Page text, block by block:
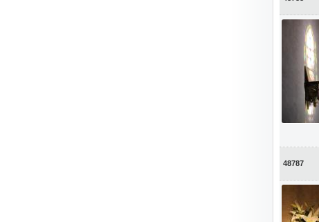
48787